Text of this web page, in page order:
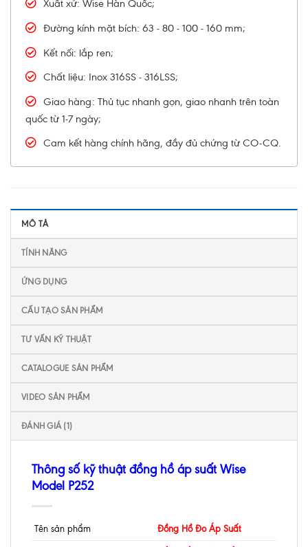
Xuất xứ: Wise Hàn Quốc;
Đường kính mặt bích: 63 - 80 - 100 - 160 mm;
Kết nối: lắp ren;
Chất liệu: Inox 316SS - 316LSS;
Giao hàng: Thủ tục nhanh gọn, giao nhanh trên toàn
quốc từ 1-7 ngày;
Cam kết hàng chính hãng, đầy đủ chứng từ CO-CQ.
MÔ TẢ
TÍNH NĂNG
ỨNG DỤNG
CẤU TẠO SẢN PHẨM
TƯ VẤN KỸ THUẬT
CATALOGUE SẢN PHẨM
VIDEO SẢN PHẨM
ĐÁNH GIÁ (1)
Thông số kỹ thuật đồng hồ áp suất Wise
Model P252
Tên sản phẩm
Đồng Hồ Đo Áp Suất